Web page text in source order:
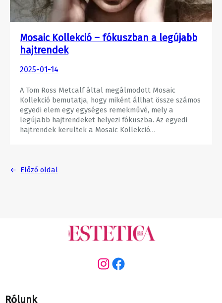
Mosaic Kollekció – fókuszban a legújabb
hajtrendek
2025-01-14
A Tom Ross Metcalf által megálmodott Mosaic
Kollekció bemutatja, hogy miként állhat össze számos
egyedi elem egy egységes remekművé, mely a
legújabb hajtrendeket helyezi fókuszba. Az egyedi
hajtrendek kerültek a Mosaic Kollekció…
← Előző oldal
Instagram Facebook
Rólunk